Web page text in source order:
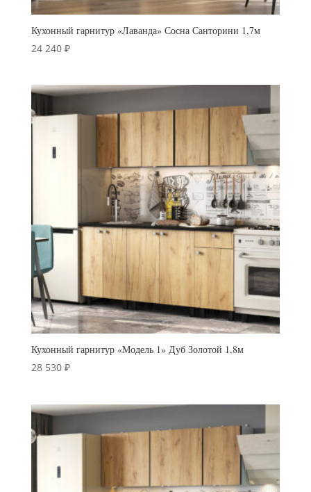
Кухонный гарнитур «Лаванда» Сосна Санторини 1,7м
24 240 ₽
Кухонный гарнитур «Модель 1» Дуб Золотой 1,8м
28 530 ₽